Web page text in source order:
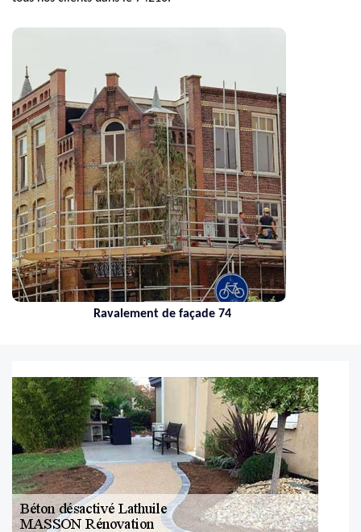
Ravalement de façade 74